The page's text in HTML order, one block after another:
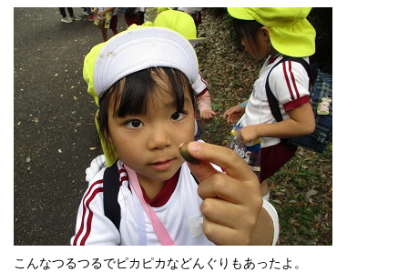
こんなつるつるでピカピカなどんぐりもあったよ。